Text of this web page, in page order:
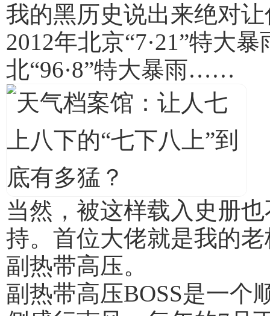
我的黑历史说出来绝对让
2012年北京“7·21”特大
北“96·8”特大暴雨……
当然，被这样载入史册
持。首位大佬就是我的
副热带高压。
副热带高压BOSS是一个